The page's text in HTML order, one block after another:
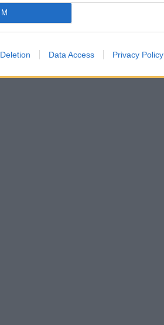
Data Access Privacy Policy